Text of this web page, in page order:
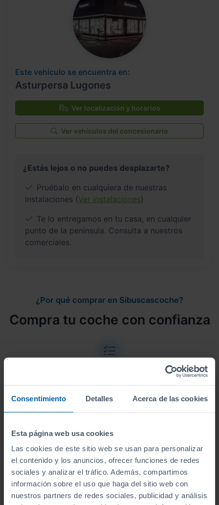
Consentimiento Detalles Acerca de las cookies
Esta página web usa cookies
Las cookies de este sitio web se usan para personalizar
el contenido y los anuncios, ofrecer funciones de redes
sociales y analizar el tráfico. Además, compartimos
información sobre el uso que haga del sitio web con
nuestros partners de redes sociales, publicidad y análisis
Este vehículo se encuentra en:
Asturpersa Lugones
Ver localización y horarios
Ver vehículos del concesionario
¿Estás lejos o no puedes desplazarte?
Pruébalo en cualquiera de nuestras
instalaciones (Ver instalaciones)
Te lo entregamos en tu casa, en cualquier
punto de la península. Consulta a nuestros
comerciales.
¿Por qué comprar en Sibuscascoche?
Compra tu coche con confianza
Revisión de 250 puntos revisadospor nuestro
equipo de profesionales.
Kilometraje garantizado
Somos transparentes. Compra tu coche con